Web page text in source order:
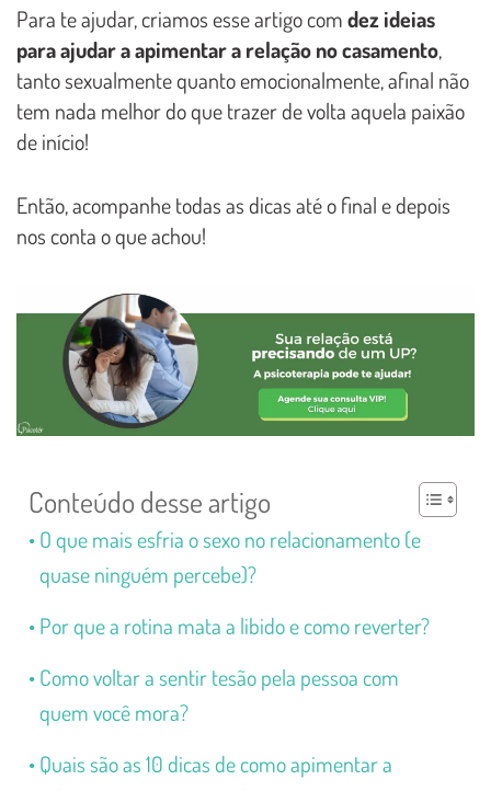
Para te ajudar, criamos esse artigo comdez ideias
para ajudar a apimentar a relação no casamento,
tanto sexualmente quanto emocionalmente, afinal não
tem nada melhor do que trazer de volta aquela paixão
de início!
Então, acompanhe todas as dicas até o final e depois
nos conta o que achou!
Conteúdo desse artigo
O que mais esfria o sexo no relacionamento (e
quase ninguém percebe)?
Por que a rotina mata a libido e como reverter?
Como voltar a sentir tesão pela pessoa com
quem você mora?
Quais são as 10 dicas de como apimentar a